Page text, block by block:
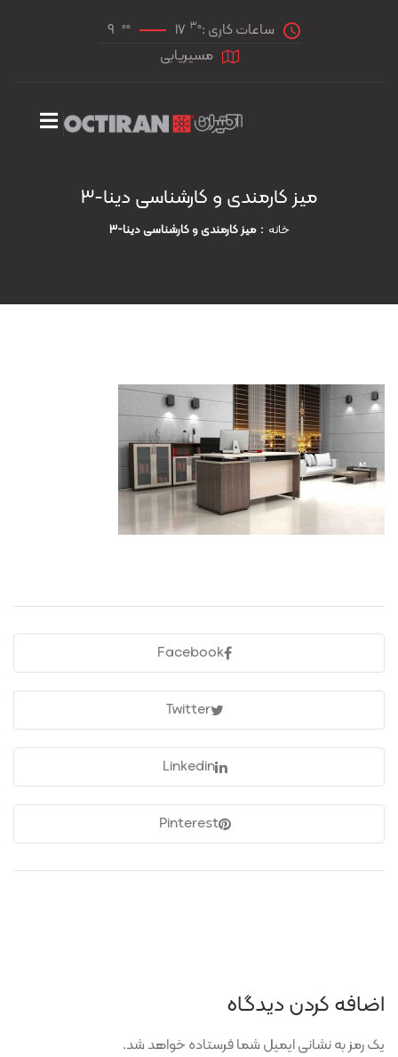
ساعات کاری : 17 30
9 00
مسیریابی
میز کارمندی و کارشناسی دینا-3
خانه میز کارمندی و کارشناسی دینا-3
Facebook
Twitter
Linkedin
Pinterest
اضافه کردن دیدگاه
یک رمز به نشانی ایمیل شما فرستاده خواهد شد.